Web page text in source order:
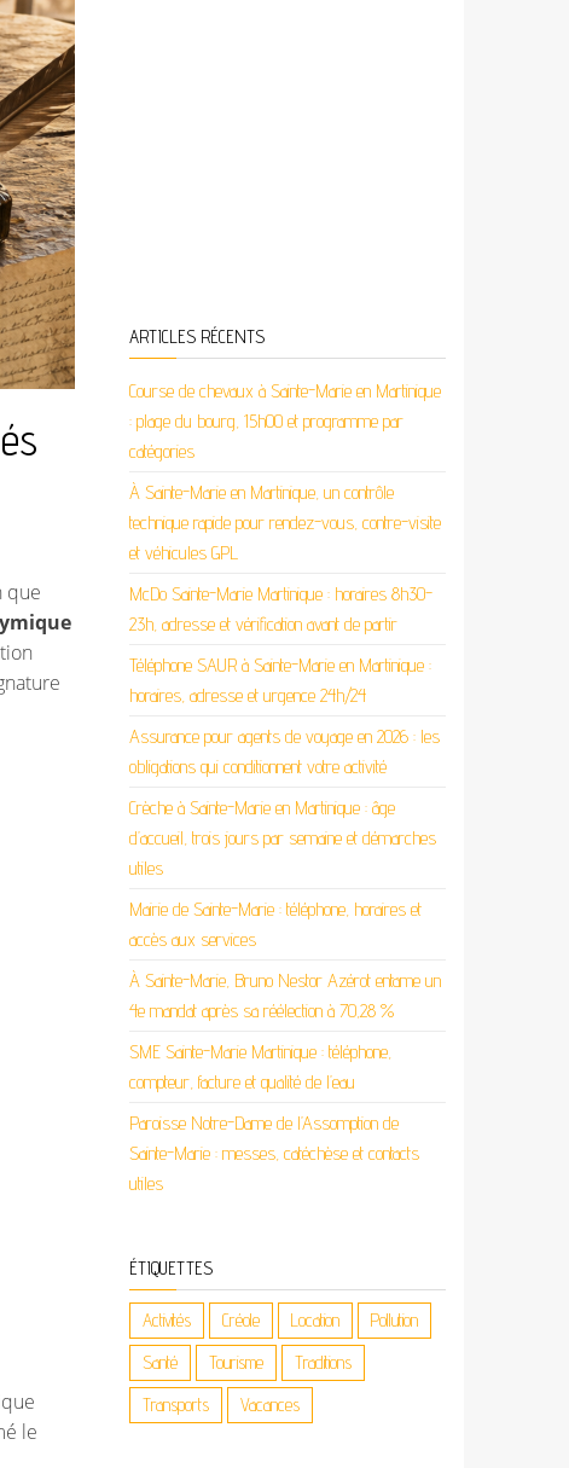
que
le
ARTICLES RÉCENTS
Course de chevaux à Sainte-Marie en Martinique
: plage du bourg, 15h00 et programme par
catégories
À Sainte-Marie en Martinique, un contrôle
technique rapide pour rendez-vous, contre-visite
et véhicules GPL
McDo Sainte-Marie Martinique : horaires 8h30-
23h, adresse et vérification avant de partir
Téléphone SAUR à Sainte-Marie en Martinique :
horaires, adresse et urgence 24h/24
Assurance pour agents de voyage en 2026 : les
obligations qui conditionnent votre activité
Crèche à Sainte-Marie en Martinique : âge
d’accueil, trois jours par semaine et démarches
utiles
Mairie de Sainte-Marie : téléphone, horaires et
accès aux services
À Sainte-Marie, Bruno Nestor Azérot entame un
4e mandat après sa réélection à 70,28 %
SME Sainte-Marie Martinique : téléphone,
compteur, facture et qualité de l’eau
Paroisse Notre-Dame de l’Assomption de
Sainte-Marie : messes, catéchèse et contacts
utiles
ÉTIQUETTES
Activités Créole Location Pollution
Santé Tourisme Traditions
Transports Vacances